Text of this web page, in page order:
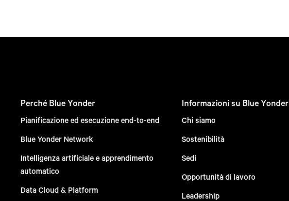
Perché Blue Yonder
Pianificazione ed esecuzione end-to-end
Blue Yonder Network
Intelligenza artificiale e apprendimento
automatico
Data Cloud & Platform
Informazioni su Blue Yonder
Chi siamo
Sostenibilità
Sedi
Opportunità di lavoro
Leadership